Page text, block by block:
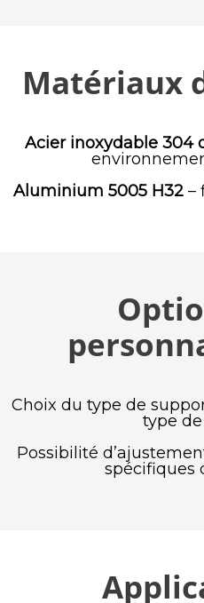
Matériaux
Acier inoxydable 304
Aluminium 5005 H32 –
Choix du type de
type
Possibilité
spécifiques